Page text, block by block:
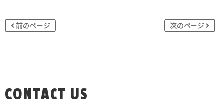
前のページ 次のページ
CONTACT US